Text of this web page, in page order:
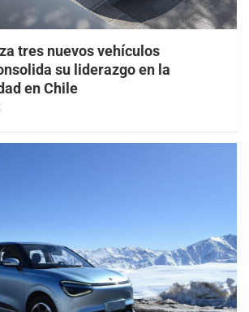
tres nuevos vehículos
su liderazgo en la
en Chile